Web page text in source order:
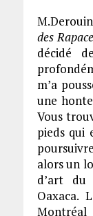
des
décidé
m’a
une
Vous
pieds qui
alors un
d’art du
Oaxaca.
Montréal